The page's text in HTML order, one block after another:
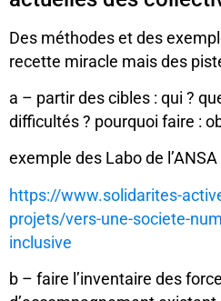
Des méthodes et des
recette miracle mais des
a – partir des cibles : qui ?
difficultés ? pourquoi faire :
exemple des Labo de
https://www.solidarites-
projets/vers-une-societe-
inclusive
b – faire l’inventaire des